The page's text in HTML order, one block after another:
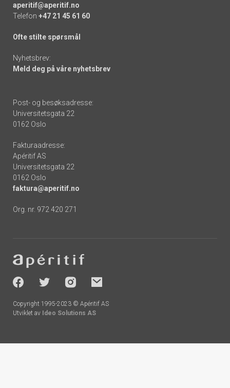
aperitif@aperitif.no
Telefon +47 21 45 61 60
Ofte stilte spørsmål
Nyhetsbrev:
Meld deg på våre nyhetsbrev
Post- og besøksadresse:
Universitetsgata 22
0162 Oslo
Fakturaadresse:
Apéritif AS
Universitetsgata 22
0162 Oslo
faktura@aperitif.no
Org. nr. 972 420 271
-
socials
Copyright 1995-2023 © Apéritif AS
Utviklet av Ideo Solutions AS